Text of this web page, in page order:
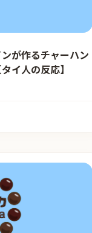
が作るチャーハン
イ人の反応】